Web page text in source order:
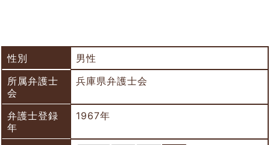
性別
男性
所属弁護士
会
兵庫県弁護士会
弁護士登録
年
1967年